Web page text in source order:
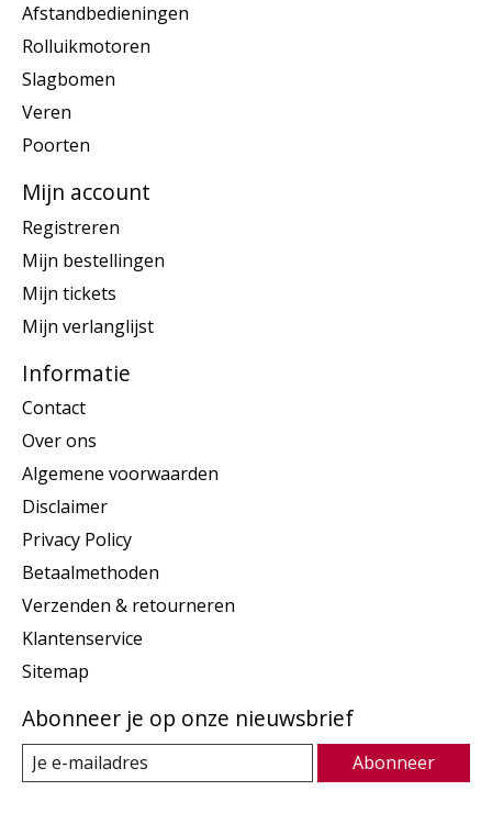
Afstandbedieningen
Rolluikmotoren
Slagbomen
Veren
Poorten
Mijn account
Registreren
Mijn bestellingen
Mijn tickets
Mijn verlanglijst
Informatie
Contact
Over ons
Algemene voorwaarden
Disclaimer
Privacy Policy
Betaalmethoden
Verzenden & retourneren
Klantenservice
Sitemap
Abonneer je op onze nieuwsbrief
Abonneer